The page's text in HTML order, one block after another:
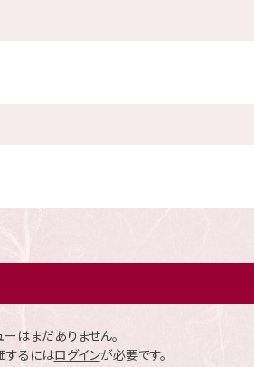
ーはまだありません。
するにはログインが必要です。